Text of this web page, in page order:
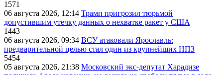
1571
06 августа 2026, 12:14 Трамп пригрозил тюрьмой
допустившим утечку данных о нехватке ракет у США
1443
06 августа 2026, 09:34 ВСУ атаковали Ярославль:
предварительной целью стал один из крупнейших НПЗ
5454
05 августа 2026, 21:38 Московский экс-депутат Харадизе